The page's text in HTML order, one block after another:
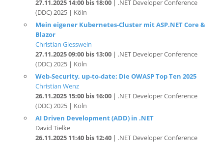
Mein eigener Kubernetes-Cluster mit ASP.NET Core &
Blazor
Christian Giesswein
27.11.2025 09:00 bis 13:00
(DDC) 2025 | Köln
Web-Security, up-to-date: Die OWASP Top Ten 2025
Christian Wenz
26.11.2025 15:00 bis 16:00| .NET Developer Conference
(DDC) 2025 | Köln
AI Driven Development (ADD) in .NET
David Tielke
26.11.2025 11:40 bis 12:40| .NET Developer Conference
(DDC) 2025 | Köln
.NET 10 – Zwei Leute lieben’s, der Rest wartet auf .NET